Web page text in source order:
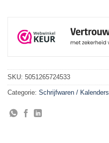
SKU: 5051265724533
Categorie: Schrijfwaren / Kalenders